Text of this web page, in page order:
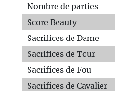
Nombre de parties
Score Beauty
Sacrifices de Dame
Sacrifices de Tour
Sacrifices de Fou
Sacrifices de Cavalier